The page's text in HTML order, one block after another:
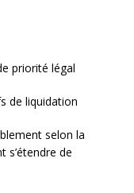
priorité légal
de liquidation
selon la
s’étendre de